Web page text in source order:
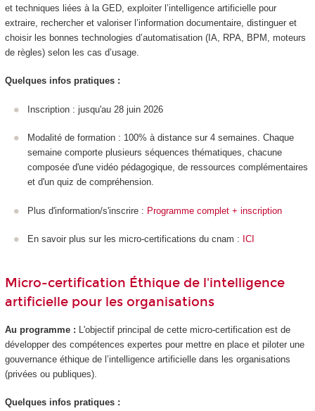
et techniques liées à la GED, exploiter l’intelligence artificielle pour
extraire, rechercher et valoriser l’information documentaire, distinguer et
choisir les bonnes technologies d’automatisation (IA, RPA, BPM, moteurs
de règles) selon les cas d’usage.
Quelques infos pratiques :
Inscription : jusqu'au 28 juin 2026
Modalité de formation : 100% à distance sur 4 semaines. Chaque
semaine comporte plusieurs séquences thématiques, chacune
composée d'une vidéo pédagogique, de ressources complémentaires
et d'un quiz de compréhension.
Plus d'information/s'inscrire : Programme complet + inscription
En savoir plus sur les micro-certifications du cnam : ICI
Micro-certification Éthique de l'intelligence
artificielle pour les organisations
Au programme : L'objectif principal de cette micro-certification est de
développer des compétences expertes pour mettre en place et piloter une
gouvernance éthique de l’intelligence artificielle dans les organisations
(privées ou publiques).
Quelques infos pratiques :